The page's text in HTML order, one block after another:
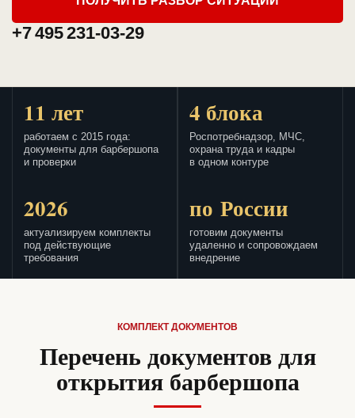
+7 495 231-03-29
11 лет
работаем с 2015 года:
документы для барбершопа
и проверки
4 блока
Роспотребнадзор, МЧС,
охрана труда и кадры
в одном контуре
2026
актуализируем комплекты
под действующие
требования
по России
готовим документы
удаленно и сопровождаем
внедрение
КОМПЛЕКТ ДОКУМЕНТОВ
Перечень документов для
открытия барбершопа